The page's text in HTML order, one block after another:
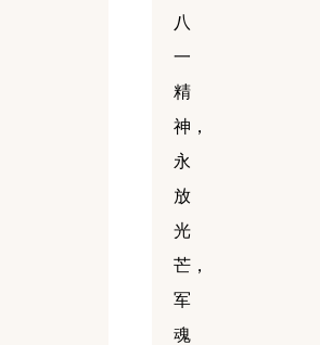
八
一
精
神，
永
放
光
芒，
军
魂